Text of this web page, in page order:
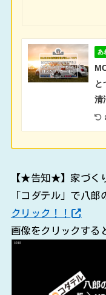
あ
と
清
【★告知★】家づく
「コダテル」で八
クリック！！
画像をクリックする